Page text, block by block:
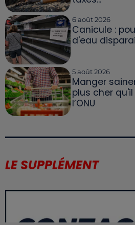
6 août 2026
Canicule :
d'eau
5 août 2026
Manger
plus cher
l’ONU
LE SUPPLÉMENT